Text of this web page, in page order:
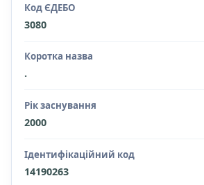
Код ЄДЕБО
3080
Коротка назва
.
Рік заснування
2000
Ідентифікаційний код
14190263